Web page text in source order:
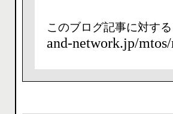
このブログ記事に対す
and-network.jp/